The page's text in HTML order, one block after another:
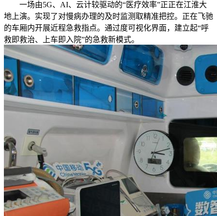
一场由5G、AI、云计较驱动的“医疗效率”正正在江淮大
地上演。实现了对慢病办理的及时监测取精准把控。正在飞驰
的车厢内开展近程急救指点。通过度可视化界面，建立起“呼
救即救治、上车即入院”的急救新模式。